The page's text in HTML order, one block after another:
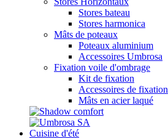
Stores bateau
Stores harmonica
Mâts de poteaux
Poteaux aluminium
Accessoires Umbrosa
Fixation voile d'ombrage
Kit de fixation
Accessoires de fixation
Mâts en acier laqué
Cuisine d'été